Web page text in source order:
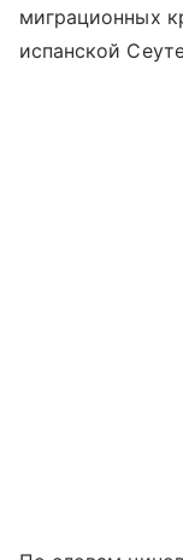
миграционных
испанской